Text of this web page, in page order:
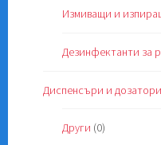
Измиващи и
Дезинфектанти за
Диспенсъри и дозатори
Други (0)